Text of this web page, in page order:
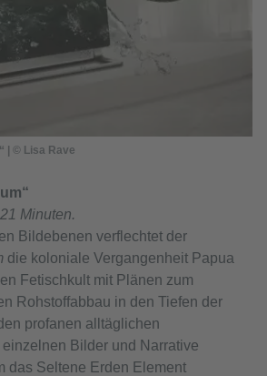
| © Lisa Rave
Minuten.
Bildebenen verflechtet der
die koloniale Vergangenheit Papua
Fetischkult mit Plänen zum
Rohstoffabbau in den Tiefen der
profanen alltäglichen
Bilder und Narrative
das Seltene Erden Element